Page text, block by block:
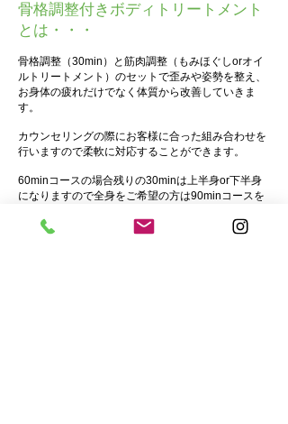
骨格調整付きボディトリートメント
とは・・・
骨格調整（30min）と筋肉調整（もみほぐしorオイ
ルトリートメント）のセットで歪みや姿勢を整え、
お身体の疲れだけでなく体質から改善していきま
す。
カウンセリングの際にお客様に合った組み合わせを
行いますので柔軟に対応することができます。
60minコースの場合残りの30minは上半身or下半身
になりますので全身をご希望の方は90minコースを